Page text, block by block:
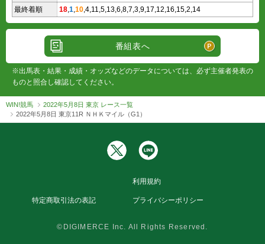
最終着順
18,1,10,4,11,5,13,6,8,7,3,9,17,12,16,15,2,14
番組表へ
※出馬表・結果・成績・オッズなどのデータについては、必ず主催者発表の
ものと照合し確認してください。
WIN!競馬
2022年5月8日 東京 レース一覧
2022年5月8日 東京11R ＮＨＫマイル（G1）
利用規約
特定商取引法の表記 プライバシーポリシー
©DIGIMERCE Inc. All Rights Reserved.